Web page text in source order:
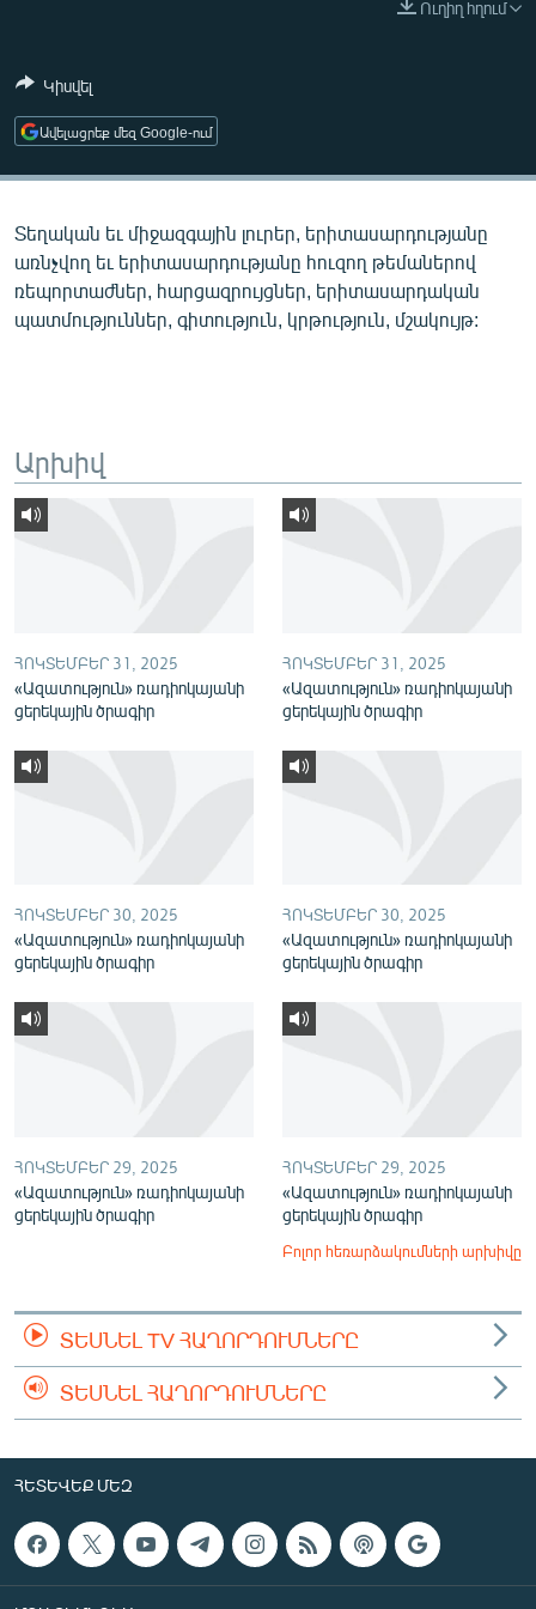
ՄԵԿՆԱԲԱՆՈՒԹՅՈՒՆ
ԿՈՐՈՆԱՎԻՐՈՒՍ
ԱՐԽԻՎ
ՏԵՍԱՆՅՈՒԹԵՐ
ՓՈԴՔԱՍԹ
Հայերեն
ՀԵՏԵՎԵՔ ՄԵԶ
Ուղիղ հղում
Կիսվել
Ավելացրեք մեզ Google-ում
Տեղական եւ միջազգային լուրեր, երիտասարդությանը
առնչվող եւ երիտասարդությանը հուզող թեմաներով
ռեպորտաժներ, հարցազրույցներ, երիտասարդական
պատմություններ, գիտություն, կրթություն, մշակույթ:
Արխիվ
ՀՈԿՏԵՄԲԵՐ 31, 2025
«Ազատություն» ռադիոկայանի
ցերեկային ծրագիր
ՀՈԿՏԵՄԲԵՐ 31, 2025
«Ազատություն» ռադիոկայանի
ցերեկային ծրագիր
ՀՈԿՏԵՄԲԵՐ 30, 2025
«Ազատություն» ռադիոկայանի
ցերեկային ծրագիր
ՀՈԿՏԵՄԲԵՐ 30, 2025
«Ազատություն» ռադիոկայանի
ցերեկային ծրագիր
ՀՈԿՏԵՄԲԵՐ 29, 2025
«Ազատություն» ռադիոկայանի
ցերեկային ծրագիր
ՀՈԿՏԵՄԲԵՐ 29, 2025
«Ազատություն» ռադիոկայանի
ցերեկային ծրագիր
Բոլոր հեռարձակումների արխիվը
ՏԵՍՆԵԼ TV ՀԱՂՈՐԴՈՒՄՆԵՐԸ
ՏԵՍՆԵԼ ՀԱՂՈՐԴՈՒՄՆԵՐԸ
ՀԵՏԵՎԵՔ ՄԵԶ